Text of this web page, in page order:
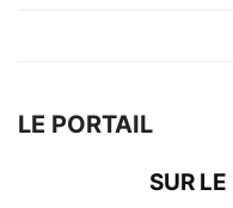
LE PORTAIL
SUR